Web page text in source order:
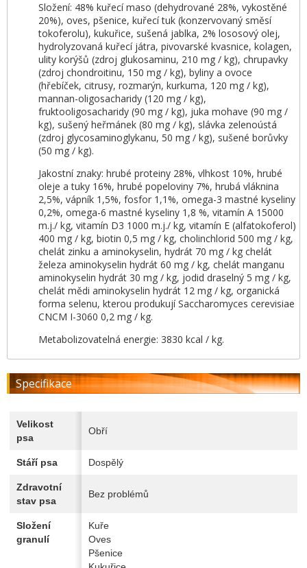
Složení: 48% kuřecí maso (dehydrované 28%, vykostěné
20%), oves, pšenice, kuřecí tuk (konzervovaný směsí
tokoferolu), kukuřice, sušená jablka, 2% lososový olej,
hydrolyzovaná kuřecí játra, pivovarské kvasnice, kolagen,
ulity korýšů (zdroj glukosaminu, 210 mg / kg), chrupavky
(zdroj chondroitinu, 150 mg / kg), byliny a ovoce
(hřebíček, citrusy, rozmarýn, kurkuma, 120 mg / kg),
mannan-oligosacharidy (120 mg / kg),
fruktooligosacharidy (90 mg / kg), juka mohave (90 mg /
kg), sušený heřmánek (80 mg / kg), slávka zelenoústá
(zdroj glycosaminoglykanu, 50 mg / kg), sušené borůvky
(50 mg / kg).
Jakostní znaky: hrubé proteiny 28%, vlhkost 10%, hrubé
oleje a tuky 16%, hrubé popeloviny 7%, hrubá vláknina
2,5%, vápník 1,5%, fosfor 1,1%, omega-3 mastné kyseliny
0,2%, omega-6 mastné kyseliny 1,8 %, vitamín A 15000
m.j./ kg, vitamín D3 1000 m.j./ kg, vitamín E (alfatokoferol)
400 mg / kg, biotin 0,5 mg / kg, cholinchlorid 500 mg / kg,
chelát zinku a aminokyselin, hydrát 70 mg / kg chelát
železa aminokyselin hydrát 60 mg / kg, chelát manganu
aminokyselin hydrát 30 mg / kg, jodid draselný 5 mg / kg,
chelát mědi aminokyselin hydrát 12 mg / kg, organická
forma selenu, kterou produkují Saccharomyces cerevisiae
CNCM I-3060 0,2 mg / kg.
Metabolizovatelná energie: 3830 kcal / kg.
Specifikace
Velikost
psa
Obří
Stáří psa Dospělý
Zdravotní
stav psa
Bez problémů
Složení
granulí
Kuře
Oves
Pšenice